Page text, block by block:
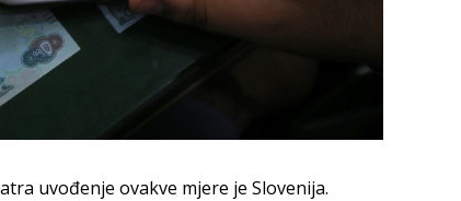
uvođenje ovakve mjere je Slovenija.